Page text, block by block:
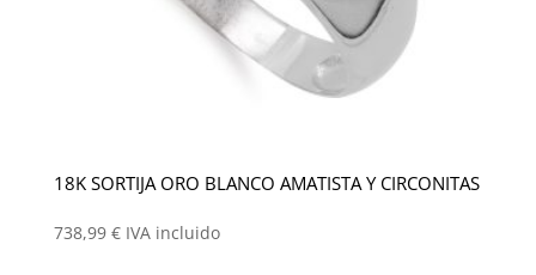
18K SORTIJA ORO BLANCO AMATISTA Y CIRCONITAS
738,99 € IVA incluido